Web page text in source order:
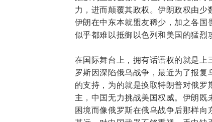
力，进而颠覆其政权。伊朗政权由少
伊朗在中东本就盟友稀少，加之各国
似乎都难以抵御以色列和美国的猛烈
在国际舞台上，拥有话语权的就是
罗斯因深陷俄乌战争，最近为了报复
的支持，为的就是换取特朗普对俄
主，中国无力挑战美国权威。伊朗
困境而像俄罗斯在俄乌战争后那样